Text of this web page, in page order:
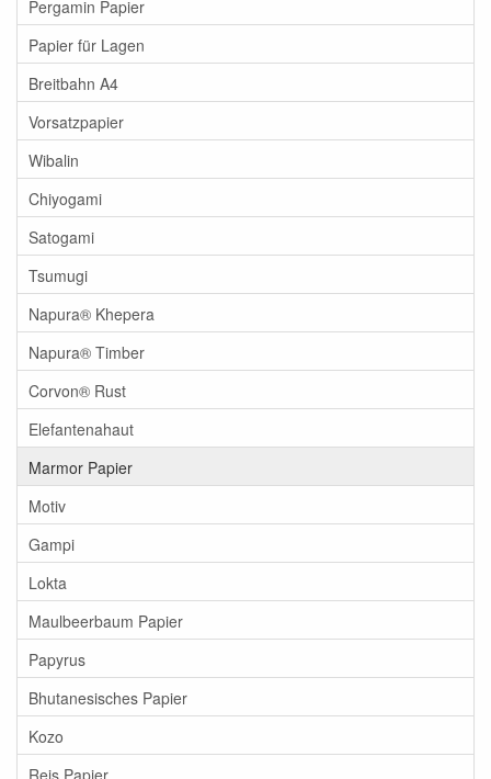
Pergamin Papier
Papier für Lagen
Breitbahn A4
Vorsatzpapier
Wibalin
Chiyogami
Satogami
Tsumugi
Napura® Khepera
Napura® Timber
Corvon® Rust
Elefantenahaut
Marmor Papier
Motiv
Gampi
Lokta
Maulbeerbaum Papier
Papyrus
Bhutanesisches Papier
Kozo
Reis Papier